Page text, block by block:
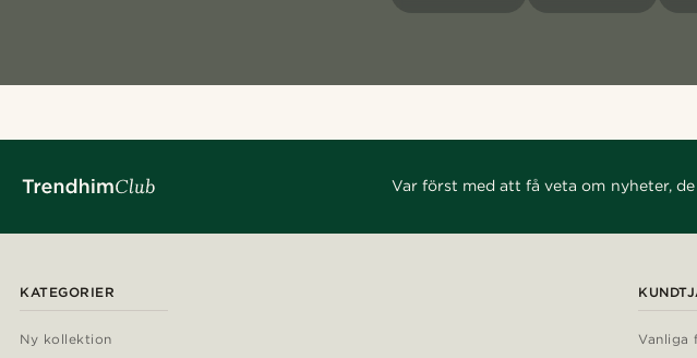
Var först med att få veta om nyheter,
KATEGORIER
Ny kollektion
Vanliga